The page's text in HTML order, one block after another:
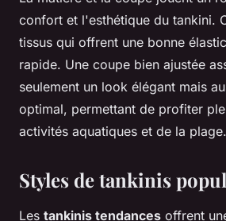
confort et l'esthétique du tankini.
tissus qui offrent une bonne
rapide. Une coupe bien ajustée
seulement un look élégant mais
optimal, permettant de profiter
activités aquatiques et de la plage.
Styles de tankinis
Les tankinis tendances offrent